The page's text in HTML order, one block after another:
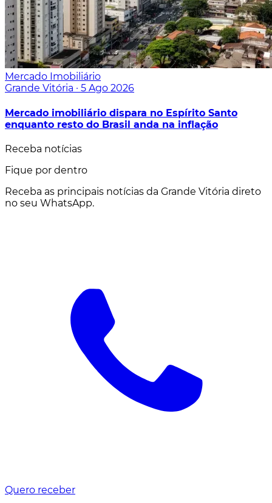
Mercado Imobiliário
Grande Vitória · 5 Ago 2026
Mercado imobiliário dispara no Espírito Santo
enquanto resto do Brasil anda na inflação
Receba notícias
Fique por dentro
Receba as principais notícias da Grande Vitória direto
no seu WhatsApp.
Quero receber